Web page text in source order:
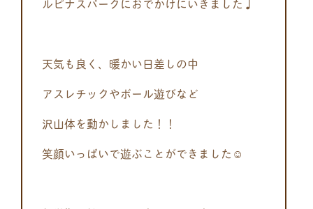
天気も良く、暖かい日差しの中
アスレチックやボール遊びなど
沢山体を動かしました！！
笑顔いっぱいで遊ぶことができました☺